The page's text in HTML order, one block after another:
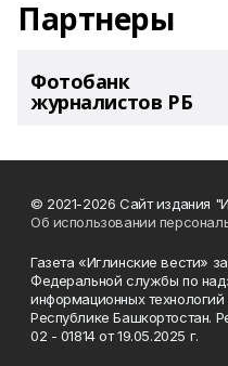
Партнеры
Фотобанк
журналистов РБ
© 2021-2026 Сайт издания
Об использовании
Газета «Иглинские вести»
Федеральной службы по
информационных
Республике Башкортостан.
02 - 01814 от 19.05.2025 г.